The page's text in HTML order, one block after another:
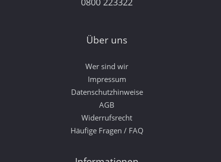
Über uns
Wer sind wir
Impressum
Datenschutzhinweise
AGB
Widerrufsrecht
Häufige Fragen / FAQ